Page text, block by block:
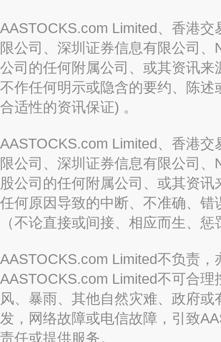
AASTOCKS.com Limited、香港
限公司、深圳证券信息有限公司
公司的任何附属公司、或其资讯
不作任何明示或隐含的要约、陈
合适性的资讯保证) 。
AASTOCKS.com Limited、香港
限公司、深圳证券信息有限公司
股公司的任何附属公司、或其资
任何原因导致的中断、不准确、
（不论直接或间接、相应而生、
AASTOCKS.com Limited不负责
AASTOCKS.com Limited不可合
风、暴雨、其他自然灾难、政府
发，网络故障或电信故障，引致
责任或提供服务。